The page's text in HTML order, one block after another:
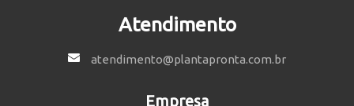
Atendimento
atendimento@plantapronta.com.br
Empresa